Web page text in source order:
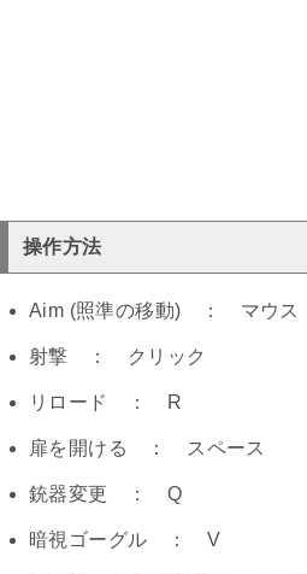
操作方法
Aim (照準の移動) ： マウス
射撃 ： クリック
リロード ： R
扉を開ける ： スペース
銃器変更 ： Q
暗視ゴーグル ： V